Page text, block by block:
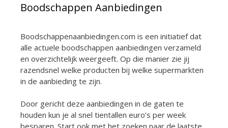
Boodschappen Aanbiedingen
Boodschappenaanbiedingen.com is een initiatief dat
alle actuele boodschappen aanbiedingen verzameld
en overzichtelijk weergeeft. Op die manier zie jij
razendsnel welke producten bij welke supermarkten
in de aanbieding te zijn.
Door gericht deze aanbiedingen in de gaten te
houden kun je al snel tientallen euro’s per week